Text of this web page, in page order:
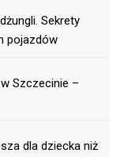
Sekrety
pojazdów
Szczecinie –
dla dziecka niż